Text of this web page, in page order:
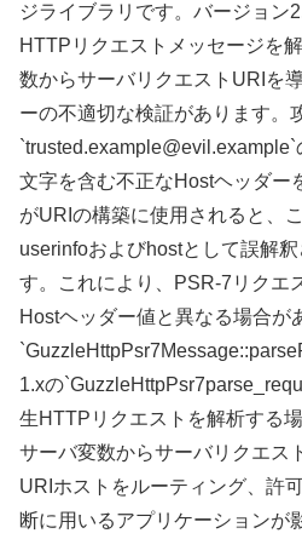
ジライブラリです。バージョン
HTTPリクエストメッセージを
数からサーバリクエストURIを
ーの不適切な検証があります。
文字を含む不正なHostヘッダー
がURIの構築に使用されると、
userinfoおよびhostとして誤解
す。これにより、PSR-7リクエ
Hostヘッダー値と異なる場合が
1.xの
生HTTPリクエストを解析する
サーバ変数からサーバリクエス
URIホストをルーティング、許
断に用いるアプリケーションが